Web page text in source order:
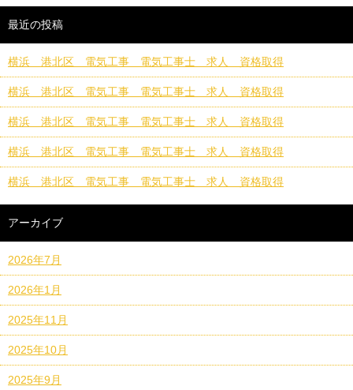
最近の投稿
横浜 港北区 電気工事 電気工事士 求人 資格取得
横浜 港北区 電気工事 電気工事士 求人 資格取得
横浜 港北区 電気工事 電気工事士 求人 資格取得
横浜 港北区 電気工事 電気工事士 求人 資格取得
横浜 港北区 電気工事 電気工事士 求人 資格取得
アーカイブ
2026年7月
2026年1月
2025年11月
2025年10月
2025年9月